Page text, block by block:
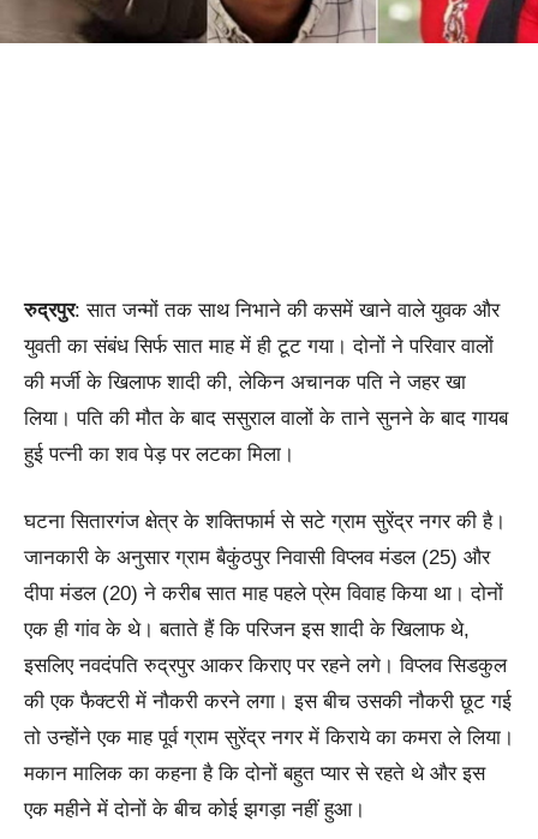
रुद्रपुर: सात जन्मों तक साथ निभाने की कसमें खाने वाले युवक और
युवती का संबंध सिर्फ सात माह में ही टूट गया। दोनों ने परिवार वालों
की मर्जी के खिलाफ शादी की, लेकिन अचानक पति ने जहर खा
लिया। पति की मौत के बाद ससुराल वालों के ताने सुनने के बाद गायब
हुई पत्नी का शव पेड़ पर लटका मिला।
घटना सितारगंज क्षेत्र के शक्तिफार्म से सटे ग्राम सुरेंद्र नगर की है।
जानकारी के अनुसार ग्राम बैकुंठपुर निवासी विप्लव मंडल (25) और
दीपा मंडल (20) ने करीब सात माह पहले प्रेम विवाह किया था। दोनों
एक ही गांव के थे। बताते हैं कि परिजन इस शादी के खिलाफ थे,
इसलिए नवदंपति रुद्रपुर आकर किराए पर रहने लगे। विप्लव सिडकुल
की एक फैक्टरी में नौकरी करने लगा। इस बीच उसकी नौकरी छूट गई
तो उन्होंने एक माह पूर्व ग्राम सुरेंद्र नगर में किराये का कमरा ले लिया।
मकान मालिक का कहना है कि दोनों बहुत प्यार से रहते थे और इस
एक महीने में दोनों के बीच कोई झगड़ा नहीं हुआ।